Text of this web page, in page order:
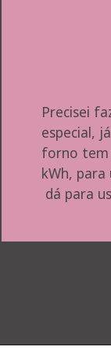
Precisei
especial,
forno tem
kWh,
dá para